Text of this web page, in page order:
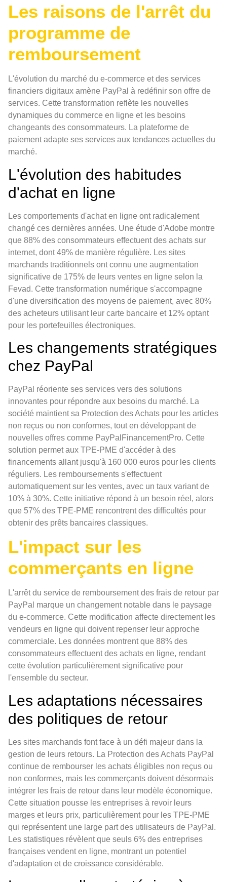
Les raisons de l'arrêt du
programme de
remboursement
L'évolution du marché du e-commerce et des services
financiers digitaux amène PayPal à redéfinir son offre de
services. Cette transformation reflète les nouvelles
dynamiques du commerce en ligne et les besoins
changeants des consommateurs. La plateforme de
paiement adapte ses services aux tendances actuelles du
marché.
L'évolution des habitudes
d'achat en ligne
Les comportements d'achat en ligne ont radicalement
changé ces dernières années. Une étude d'Adobe montre
que 88% des consommateurs effectuent des achats sur
internet, dont 49% de manière régulière. Les sites
marchands traditionnels ont connu une augmentation
significative de 175% de leurs ventes en ligne selon la
Fevad. Cette transformation numérique s'accompagne
d'une diversification des moyens de paiement, avec 80%
des acheteurs utilisant leur carte bancaire et 12% optant
pour les portefeuilles électroniques.
Les changements stratégiques
chez PayPal
PayPal réoriente ses services vers des solutions
innovantes pour répondre aux besoins du marché. La
société maintient sa Protection des Achats pour les articles
non reçus ou non conformes, tout en développant de
nouvelles offres comme PayPalFinancementPro. Cette
solution permet aux TPE-PME d'accéder à des
financements allant jusqu'à 160 000 euros pour les clients
réguliers. Les remboursements s'effectuent
automatiquement sur les ventes, avec un taux variant de
10% à 30%. Cette initiative répond à un besoin réel, alors
que 57% des TPE-PME rencontrent des difficultés pour
obtenir des prêts bancaires classiques.
L'impact sur les
commerçants en ligne
L'arrêt du service de remboursement des frais de retour par
PayPal marque un changement notable dans le paysage
du e-commerce. Cette modification affecte directement les
vendeurs en ligne qui doivent repenser leur approche
commerciale. Les données montrent que 88% des
consommateurs effectuent des achats en ligne, rendant
cette évolution particulièrement significative pour
l'ensemble du secteur.
Les adaptations nécessaires
des politiques de retour
Les sites marchands font face à un défi majeur dans la
gestion de leurs retours. La Protection des Achats PayPal
continue de rembourser les achats éligibles non reçus ou
non conformes, mais les commerçants doivent désormais
intégrer les frais de retour dans leur modèle économique.
Cette situation pousse les entreprises à revoir leurs
marges et leurs prix, particulièrement pour les TPE-PME
qui représentent une large part des utilisateurs de PayPal.
Les statistiques révèlent que seuls 6% des entreprises
françaises vendent en ligne, montrant un potentiel
d'adaptation et de croissance considérable.